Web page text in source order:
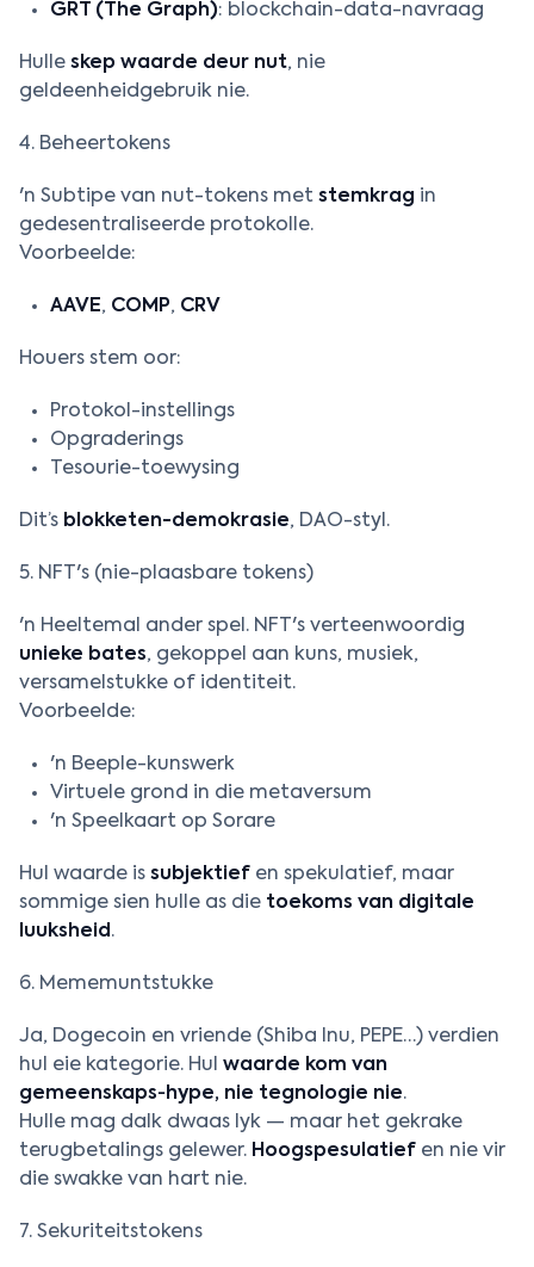
GRT (The Graph): blockchain-data-navraag
Hulle skep waarde deur nut, nie
geldeenheidgebruik nie.
4. Beheertokens
'n Subtipe van nut-tokens met stemkrag in
gedesentraliseerde protokolle.
Voorbeelde:
AAVE, COMP, CRV
Houers stem oor:
Protokol-instellings
Opgraderings
Tesourie-toewysing
Dit’s blokketen-demokrasie, DAO-styl.
5. NFT's (nie-plaasbare tokens)
'n Heeltemal ander spel. NFT's verteenwoordig
unieke bates, gekoppel aan kuns, musiek,
versamelstukke of identiteit.
Voorbeelde:
'n Beeple-kunswerk
Virtuele grond in die metaversum
'n Speelkaart op Sorare
Hul waarde is subjektief en spekulatief, maar
sommige sien hulle as die toekoms van digitale
luuksheid .
6. Mememuntstukke
Ja, Dogecoin en vriende (Shiba Inu, PEPE…) verdien
hul eie kategorie. Hul waarde kom van
gemeenskaps‑hype, nie tegnologie nie.
Hulle mag dalk dwaas lyk — maar het gekrake
terugbetalings gelewer. Hoogspesulatief en nie vir
die swakke van hart nie.
7. Sekuriteitstokens